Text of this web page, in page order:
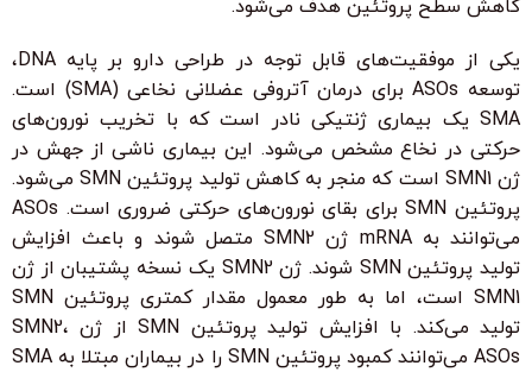
کاهش سطح پروتئین هدف می‌شود.
یکی از موفقیت‌های قابل توجه در طراحی دارو بر پایه DNA،
توسعه ASOs برای درمان آتروفی عضلانی نخاعی (SMA) است.
SMA یک بیماری ژنتیکی نادر است که با تخریب نورون‌های
حرکتی در نخاع مشخص می‌شود. این بیماری ناشی از جهش در
ژن SMN1 است که منجر به کاهش تولید پروتئین SMN می‌شود.
پروتئین SMN برای بقای نورون‌های حرکتی ضروری است. ASOs
می‌توانند به mRNA ژن SMN2 متصل شوند و باعث افزایش
تولید پروتئین SMN شوند. ژن SMN2 یک نسخه پشتیبان از ژن
SMN1 است، اما به طور معمول مقدار کمتری پروتئین SMN
تولید می‌کند. با افزایش تولید پروتئین SMN از ژن SMN2،
ASOs می‌توانند کمبود پروتئین SMN را در بیماران مبتلا به SMA